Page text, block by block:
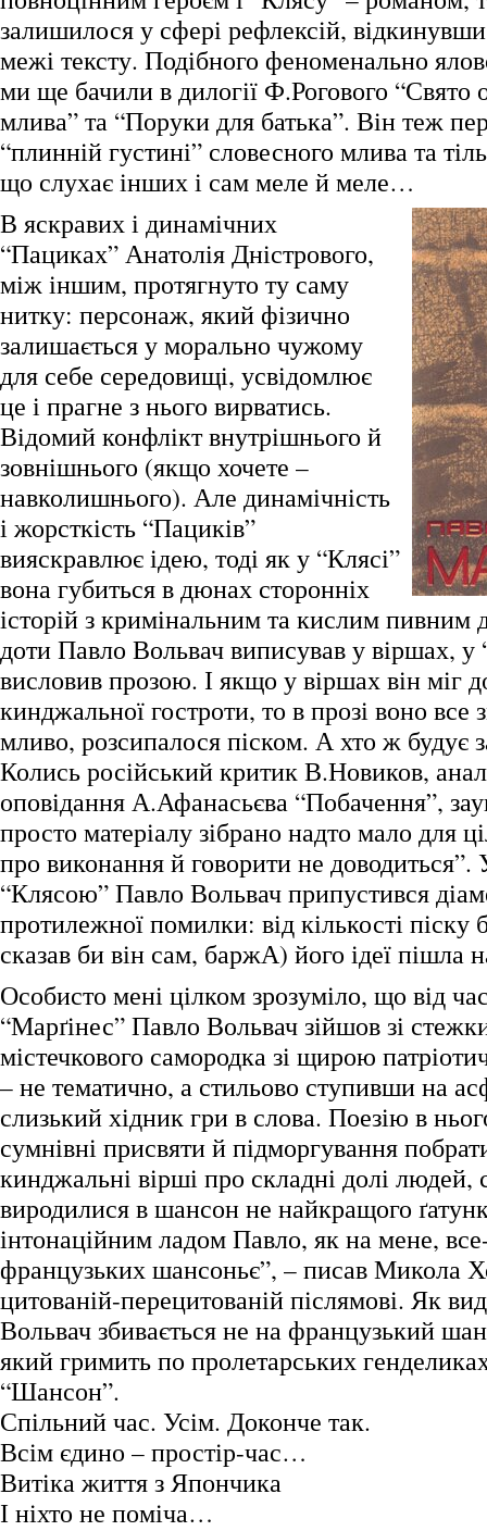
залишилося у сфері рефлексій,
межі тексту. Подібного феноменально
ми ще бачили в дилогії Ф.Рогового “Свято
млива” та “Поруки для батька”. Він теж
“плинній густині” словесного млива та
що слухає інших і сам меле й меле…
В яскравих і динамічних
“Пациках” Анатолія Дністрового,
між іншим, протягнуто ту саму
нитку: персонаж, який фізично
залишається у морально чужому
для себе середовищі, усвідомлює
це і прагне з нього вирватись.
Відомий конфлікт внутрішнього й
зовнішнього (якщо хочете –
навколишнього). Але динамічність
і жорсткість “Пациків”
вияскравлює ідею, тоді як у “Клясі”
вона губиться в дюнах сторонніх
історій з кримінальним та кислим
доти Павло Вольвач виписував у віршах, у
висловив прозою. І якщо у віршах він міг
кинджальної гостроти, то в прозі воно все
мливо, розсипалося піском. А хто ж будує
Колись російський критик В.Новиков,
оповідання А.Афанасьєва “Побачення”,
просто матеріалу зібрано надто мало для
про виконання й говорити не доводиться”.
“Клясою” Павло Вольвач припустився
протилежної помилки: від кількості піску
сказав би він сам, баржА) його ідеї пішла
Особисто мені цілком зрозуміло, що від
“Марґінес” Павло Вольвач зійшов зі
містечкового самородка зі щирою
– не тематично, а стильово ступивши на
слизький хідник гри в слова. Поезію в
сумнівні присвяти й підморгування
кинджальні вірші про складні долі людей,
виродилися в шансон не найкращого
інтонаційним ладом Павло, як на мене,
французьких шансоньє”, – писав Микола
цитованій-перецитованій післямові. Як
Вольвач збивається не на французький
який гримить по пролетарських
“Шансон”.
Спільний час. Усім. Доконче так.
Всім єдино – простір-час…
Витіка життя з Япончика
І ніхто не поміча…